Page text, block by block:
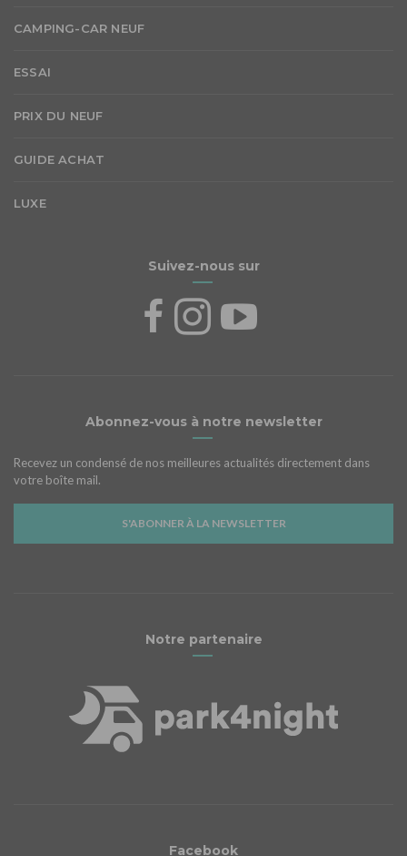
CAMPING-CAR NEUF
ESSAI
PRIX DU NEUF
GUIDE ACHAT
LUXE
Suivez-nous sur
Abonnez-vous à notre newsletter
Recevez un condensé de nos meilleures actualités directement dans
votre boîte mail.
S'ABONNER À LA NEWSLETTER
Notre partenaire
Facebook